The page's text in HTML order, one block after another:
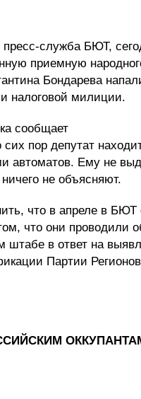
пресс-служба БЮТ,
приемную
Бондарева
налоговой милиции.
сообщает
сих пор депутат
автоматов. Ему не
не объясняют.
что в апреле в БЮТ
что они проводили
штабе в ответ на
Партии